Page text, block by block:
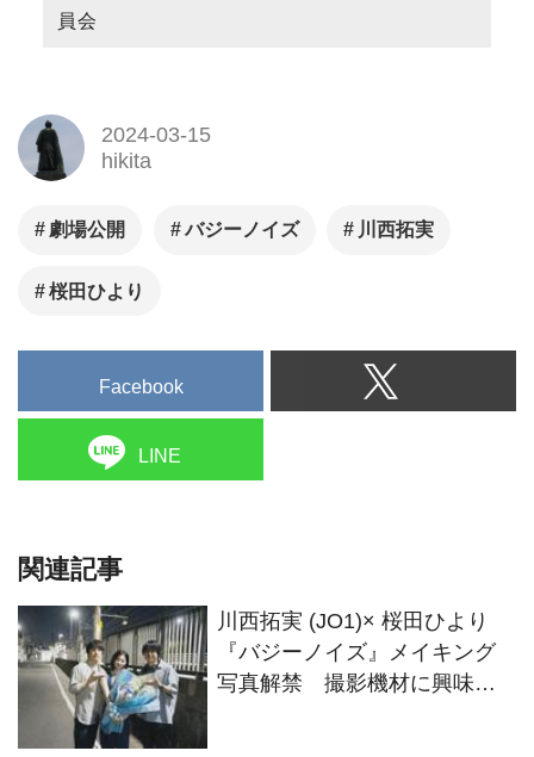
員会
2024-03-15
hikita
劇場公開 バジーノイズ 川西拓実
桜田ひより
Facebook
LINE
関連記事
川西拓実 (JO1)× 桜田ひより
『バジーノイズ』メイキング
写真解禁 撮影機材に興味